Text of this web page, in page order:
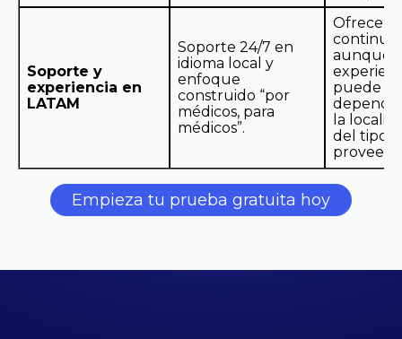
Soporte y
experiencia en
LATAM
Soporte 24/7 en
idioma local y
enfoque
construido “por
médicos, para
médicos”.
Ofrecen
continuo,
aunque
puede
la
del tipo
Empieza tu prueba gratuita hoy